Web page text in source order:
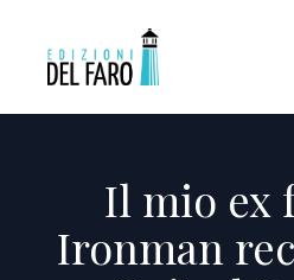
Il mio ex
Ironman